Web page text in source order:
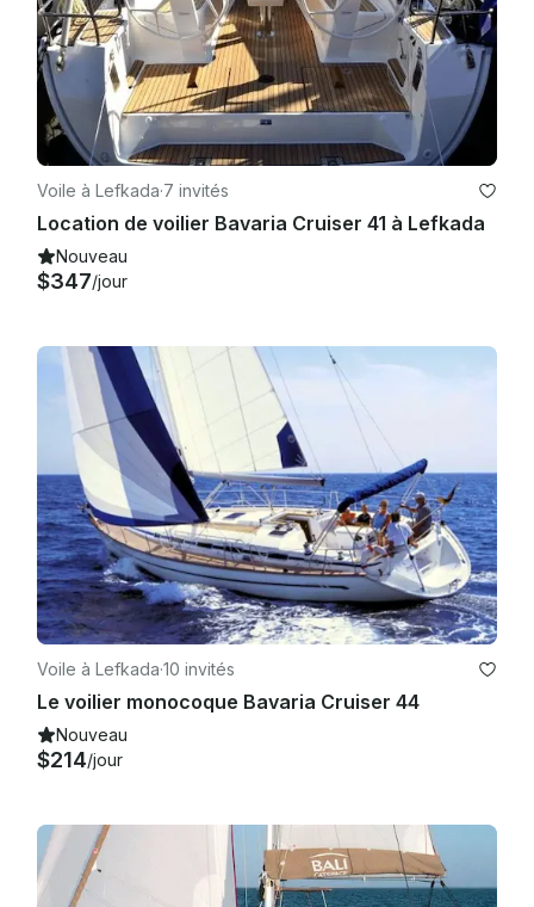
Voile à Lefkada·7 invités
Location de voilier Bavaria Cruiser 41 à Lefkada
Nouveau
$347/jour
Voile à Lefkada·10 invités
Le voilier monocoque Bavaria Cruiser 44
Nouveau
$214/jour